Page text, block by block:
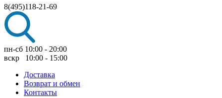
8(495)118-21-69
пн-сб 10:00 - 20:00
вскр 10:00 - 15:00
Доставка
Возврат и обмен
Контакты